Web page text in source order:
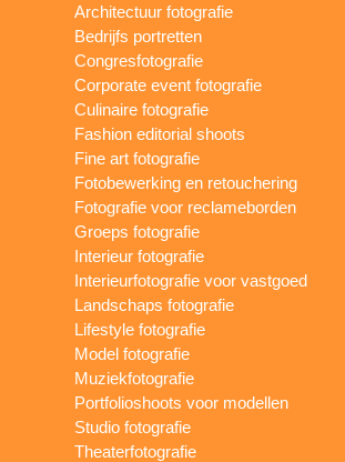
Architectuur fotografie
Bedrijfs portretten
Congresfotografie
Corporate event fotografie
Culinaire fotografie
Fashion editorial shoots
Fine art fotografie
Fotobewerking en retouchering
Fotografie voor reclameborden
Groeps fotografie
Interieur fotografie
Interieurfotografie voor vastgoed
Landschaps fotografie
Lifestyle fotografie
Model fotografie
Muziekfotografie
Portfolioshoots voor modellen
Studio fotografie
Theaterfotografie